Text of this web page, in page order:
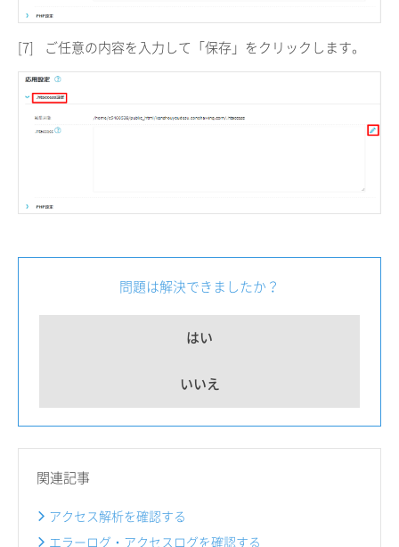
[7] ご任意の内容を入力して「保存」をクリックします。
問題は解決できましたか？
はい
いいえ
関連記事
アクセス解析を確認する
エラーログ・アクセスログを確認する